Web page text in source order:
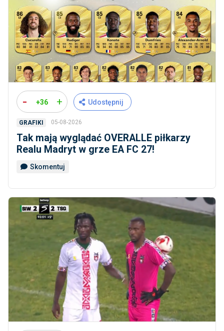
- +36 + Udostępnij
GRAFIKI 05-08-2026
Tak mają wyglądać OVERALLE piłkarzy
Realu Madryt w grze EA FC 27!
Skomentuj